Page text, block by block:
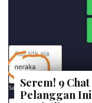
Serem! 9
Pelanggan